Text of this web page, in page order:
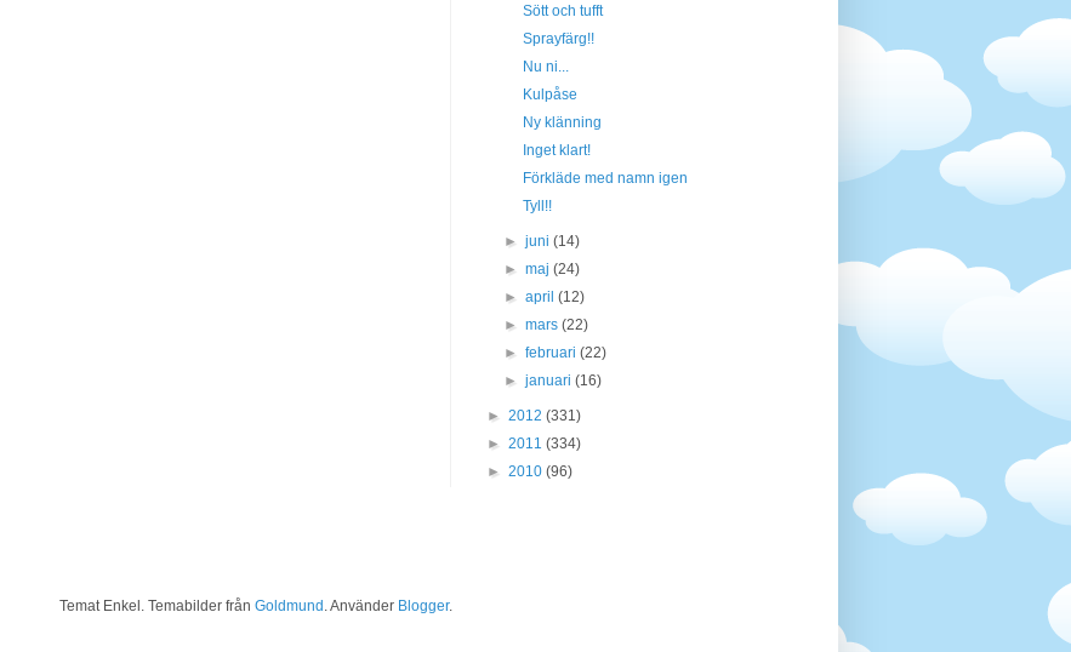
Sött och tufft
Sprayfärg!!
Nu ni...
Kulpåse
Ny klänning
Inget klart!
Förkläde med namn igen
Tyll!!
►juni(14)
►maj(24)
►april(12)
►mars(22)
►februari(22)
►januari(16)
► 2012 (331)
► 2011 (334)
► 2010 (96)
Temat Enkel. Temabilder från Goldmund . Använder Blogger.